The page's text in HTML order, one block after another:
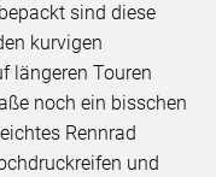
sind diese
kurvigen
längeren Touren
noch ein bisschen
Rennrad
und